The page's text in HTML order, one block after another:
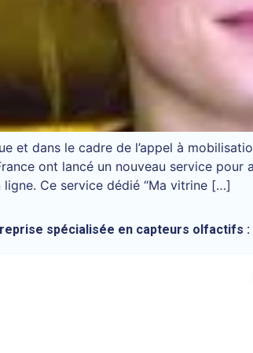
et dans le cadre de l’appel à
ont lancé un nouveau service
Ce service dédié “Ma vitrine […]
spécialisée en capteurs olfactifs :